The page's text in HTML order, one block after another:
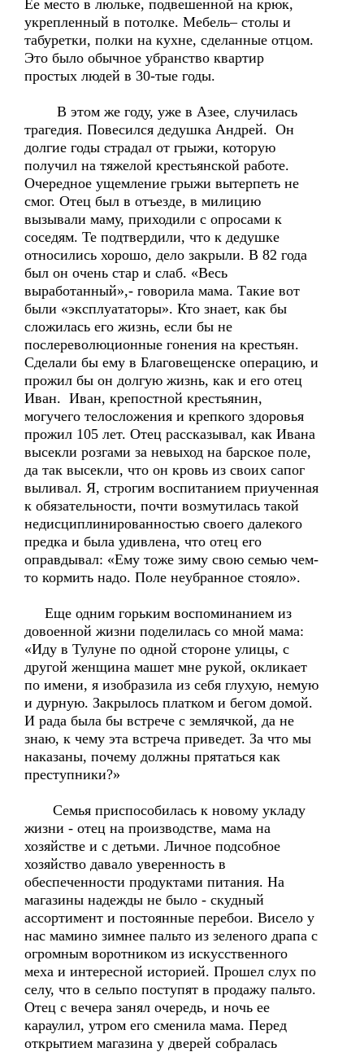
Ее место в люльке, подвешенной на крюк,
укрепленный в потолке. Мебель– столы и
табуретки, полки на кухне, сделанные отцом.
Это было обычное убранство квартир
простых людей в 30-тые годы.
В этом же году, уже в Азее, случилась
трагедия. Повесился дедушка Андрей. Он
долгие годы страдал от грыжи, которую
получил на тяжелой крестьянской работе.
Очередное ущемление грыжи вытерпеть не
смог. Отец был в отъезде, в милицию
вызывали маму, приходили с опросами к
соседям. Те подтвердили, что к дедушке
относились хорошо, дело закрыли. В 82 года
был он очень стар и слаб. «Весь
выработанный»,- говорила мама. Такие вот
были «эксплуататоры». Кто знает, как бы
сложилась его жизнь, если бы не
послереволюционные гонения на крестьян.
Сделали бы ему в Благовещенске операцию, и
прожил бы он долгую жизнь, как и его отец
Иван. Иван, крепостной крестьянин,
могучего телосложения и крепкого здоровья
прожил 105 лет. Отец рассказывал, как Ивана
высекли розгами за невыход на барское поле,
да так высекли, что он кровь из своих сапог
выливал. Я, строгим воспитанием приученная
к обязательности, почти возмутилась такой
недисциплинированностью своего далекого
предка и была удивлена, что отец его
оправдывал: «Ему тоже зиму свою семью чем-
то кормить надо. Поле неубранное стояло».
Еще одним горьким воспоминанием из
довоенной жизни поделилась со мной мама:
«Иду в Тулуне по одной стороне улицы, с
другой женщина машет мне рукой, окликает
по имени, я изобразила из себя глухую, немую
и дурную. Закрылось платком и бегом домой.
И рада была бы встрече с землячкой, да не
знаю, к чему эта встреча приведет. За что мы
наказаны, почему должны прятаться как
преступники?»
Семья приспособилась к новому укладу
жизни - отец на производстве, мама на
хозяйстве и с детьми. Личное подсобное
хозяйство давало уверенность в
обеспеченности продуктами питания. На
магазины надежды не было - скудный
ассортимент и постоянные перебои. Висело у
нас мамино зимнее пальто из зеленого драпа с
огромным воротником из искусственного
меха и интересной историей. Прошел слух по
селу, что в сельпо поступят в продажу пальто.
Отец с вечера занял очередь, и ночь ее
караулил, утром его сменила мама. Перед
открытием магазина у дверей собралась